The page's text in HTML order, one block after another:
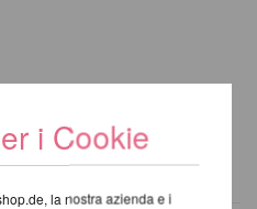
i Cookie
la nostra azienda e i